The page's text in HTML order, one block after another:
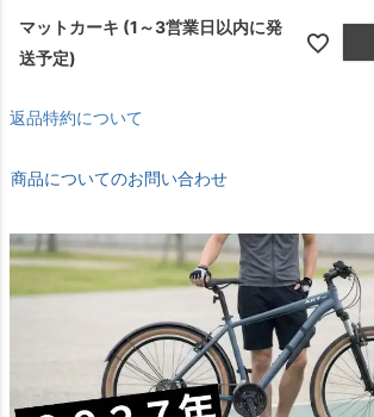
マットカーキ (1～3営業日以内に発
送予定)
返品特約について
商品についてのお問い合わせ